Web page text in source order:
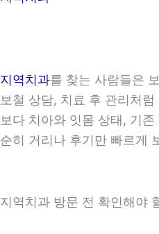
지역치과를 찾는 사람들은
보철 상담, 치료 후 관리처
보다 치아와 잇몸 상태, 기
순히 거리나 후기만 빠르게
지역치과 방문 전 확인해야